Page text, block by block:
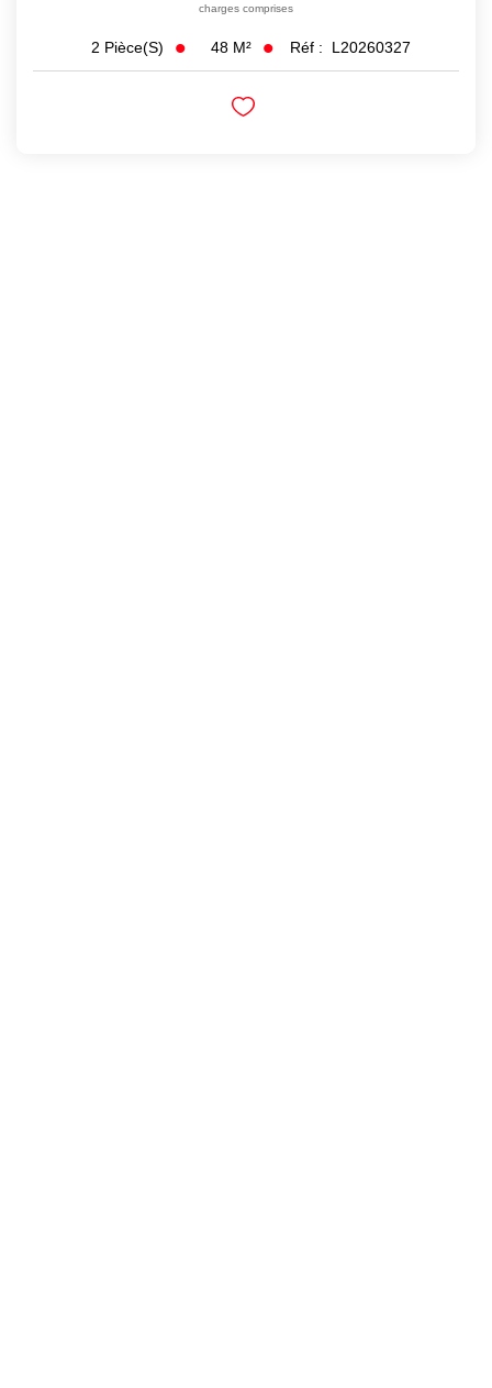
charges comprises
2 Pièce(s) 48 M² Réf : L20260327